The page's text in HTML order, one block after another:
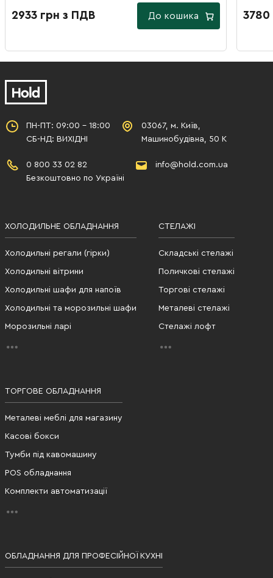
2933 грн з ПДВ До кошика 3780
ПН-ПТ: 09:00 - 18:00
СБ-НД: ВИХІДНІ
03067, м. Київ,
Машинобудівна, 50 К
0 800 33 02 82
Безкоштовно по Україні
info@hold.com.ua
ХОЛОДИЛЬНЕ ОБЛАДНАННЯ
Холодильні регали (гірки)
Холодильні вітрини
Холодильні шафи для напоїв
Холодильні та морозильні шафи
Морозильні ларі
СТЕЛАЖІ
Складські стелажі
Поличкові стелажі
Торгові стелажі
Металеві стелажі
Стелажі лофт
ТОРГОВЕ ОБЛАДНАННЯ
Металеві меблі для магазину
Касові бокси
Тумби під кавомашину
POS обладнання
Комплекти автоматизації
ОБЛАДНАННЯ ДЛЯ ПРОФЕСІЙНОЇ КУХНІ